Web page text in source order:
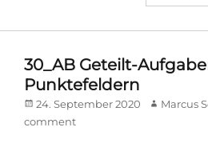
30_AB Geteilt-
Punktefeldern
Posted
on
24. September 2020 Author
Marcus
comment